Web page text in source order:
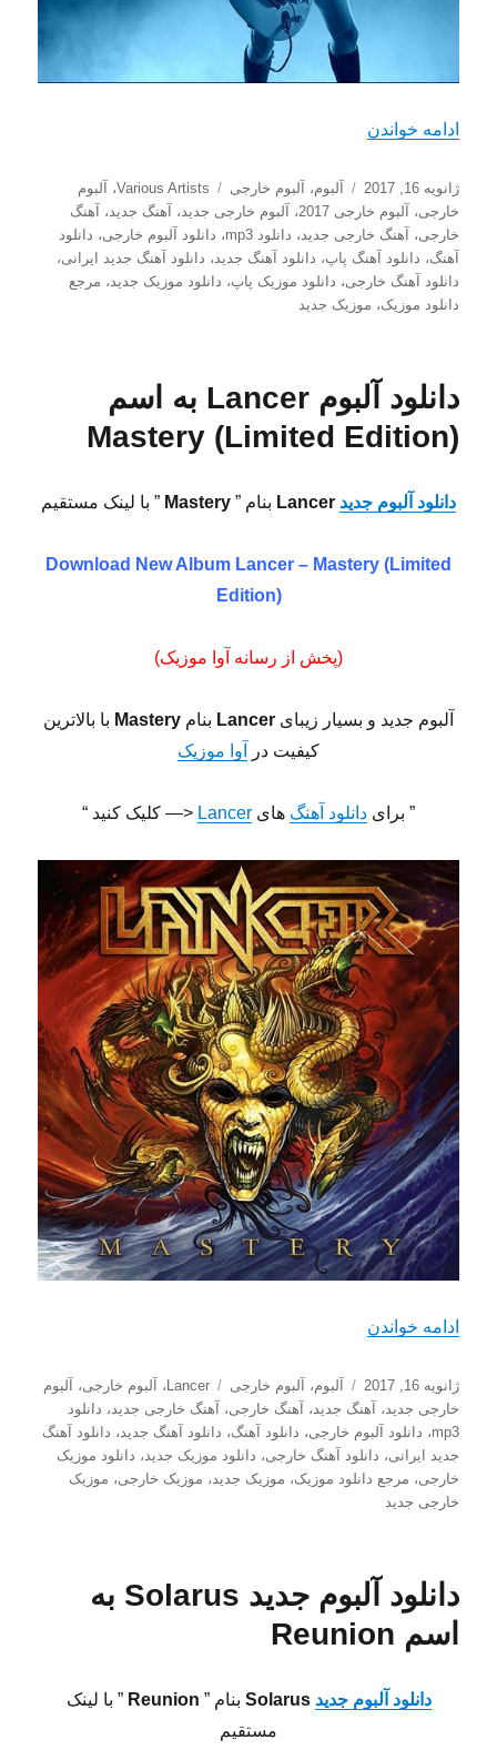
ادامه خواندن
ارسال
شده
در
ژانویه 16, 2017 دسته‌ها
آلبوم، آلبوم خارجی برچسب‌ها
Various Artists،
آلبوم
خارجی، آلبوم خارجی 2017 ، آلبوم خارجی جدید، آهنگ جدید،
آهنگ
خارجی، آهنگ خارجی جدید، دانلود mp3 ، دانلود آلبوم خارجی، دانلود
آهنگ، دانلود آهنگ پاپ، دانلود آهنگ جدید، دانلود آهنگ جدید ایرانی،
دانلود آهنگ خارجی، دانلود موزیک پاپ، دانلود موزیک جدید، مرجع
دانلود موزیک، موزیک جدید
دانلود آلبوم Lancer به اسم
Mastery (Limited Edition)
دانلود آلبوم جدید بنام ” Mastery ” با لینک مستقیم
Download New Album Lancer – Mastery (Limited
Edition)
(پخش از رسانه آوا موزیک)
آلبوم جدید و بسیار زیبای Lancer بنام Mastery با بالاترین
کیفیت در
آوا موزیک
” برای دانلود آهنگ های Lancer <— کلیک کنید “
ادامه خواندن
ارسال
شده
در
ژانویه 16, 2017 دسته‌ها
آلبوم، آلبوم خارجی برچسب‌ها
Lancer ، آلبوم خارجی،
آلبوم
خارجی جدید، آهنگ جدید، آهنگ خارجی، آهنگ خارجی جدید، دانلود
mp3، دانلود آلبوم خارجی، دانلود آهنگ، دانلود آهنگ جدید، دانلود آهنگ
جدید ایرانی، دانلود آهنگ خارجی، دانلود موزیک جدید، دانلود موزیک
خارجی، مرجع دانلود موزیک، موزیک جدید، موزیک خارجی، موزیک
خارجی جدید
دانلود آلبوم جدید Solarus به
اسم Reunion
دانلود آلبوم جدید Solarus بنام ” Reunion ” با لینک
مستقیم